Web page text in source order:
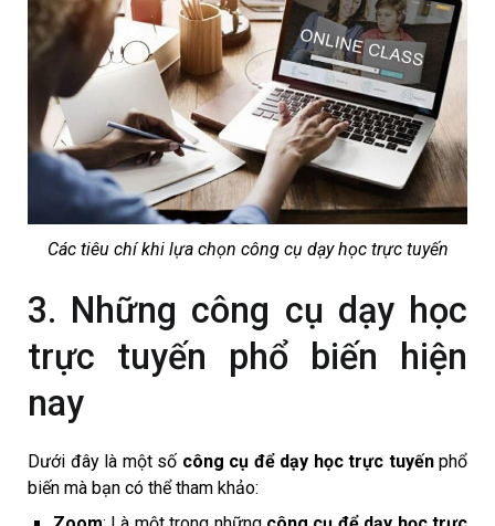
Các tiêu chí khi lựa chọn công cụ dạy học trực tuyến
3. Những công cụ dạy học
trực tuyến phổ biến hiện
nay
Dưới đây là một số công cụ để dạy học trực tuyếnphổ
biến mà bạn có thể tham khảo: